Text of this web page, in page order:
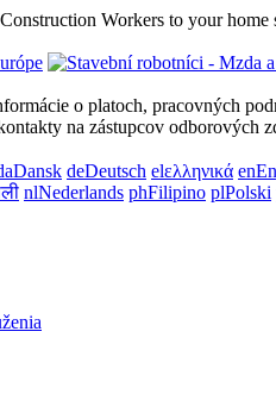
Workers to your home
o platoch, pracovných
na zástupcov
Dansk deDeutsch elελληνικά en
nlNederlands phFilipino plPolski